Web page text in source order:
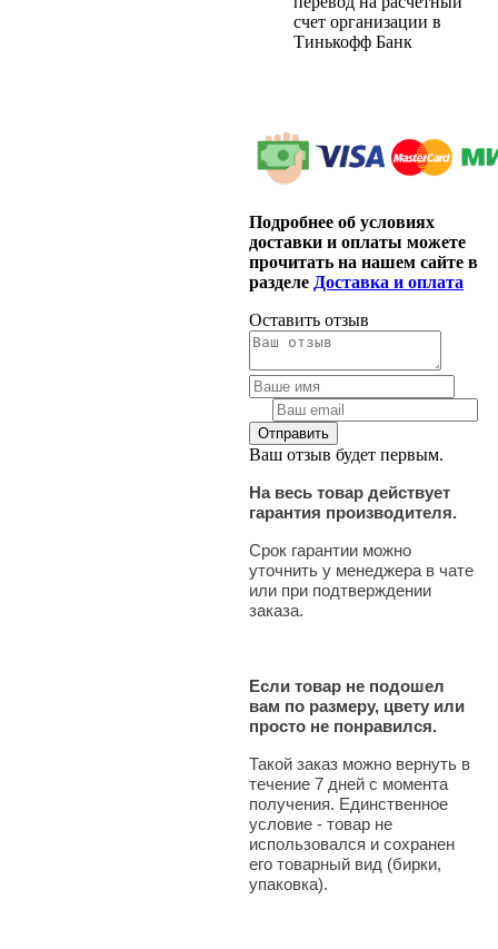
счет организации в
Тинькофф Банк
Подробнее об условиях
доставки и оплаты можете
прочитать на нашем сайте в
разделе Доставка и оплата
Оставить отзыв
Ваш отзыв будет первым.
На весь товар действует
гарантия производителя.
Срок гарантии можно
уточнить у менеджера в чате
или при подтверждении
заказа.
Если товар не подошел
вам по размеру, цвету или
просто не понравился.
Такой заказ можно вернуть в
течение 7 дней с момента
получения. Единственное
условие - товар не
использовался и сохранен
его товарный вид (бирки,
упаковка).